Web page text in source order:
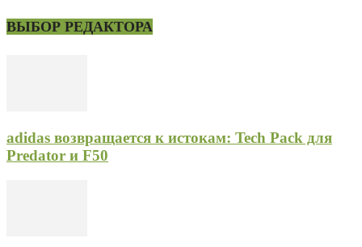
ВЫБОР РЕДАКТОРА
adidas возвращается к истокам: Tech Pack для
Predator и F50